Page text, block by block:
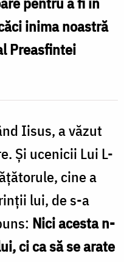
inima noastră
Preasfintei
Iisus, a văzut
Și ucenicii Lui L-
cine a
lui, de s-a
Nici acesta n-
ci ca să se arate